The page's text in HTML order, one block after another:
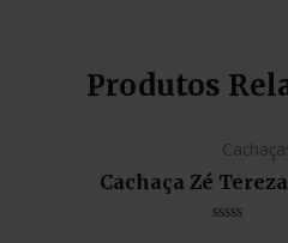
Produtos
Cachaça Zé